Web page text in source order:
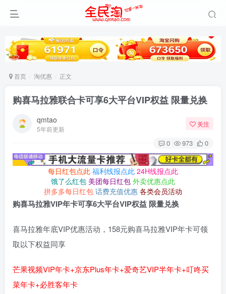
首页 淘优惠 正文
购喜马拉雅联合卡可享6大平台VIP权益 限量兑换
qmtao
5年前更新
关注
0 973 0
每日红包点此 福利线报点此 24H线报点此
饿了么红包 美团每日红包 外卖优惠点此
拼多多每日红包 话费充值优惠 各类会员活动
购喜马拉雅VIP年卡可享6大平台VIP权益 限量兑换
喜马拉雅年底VIP优惠活动，158元购喜马拉雅VIP年卡可领
取以下权益同享
芒果视频VIP年卡+京东Plus年卡+爱奇艺VIP半年卡+叮咚买
菜年卡+必胜客年卡